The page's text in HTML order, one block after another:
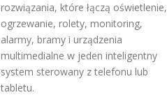
rozwiązania, które łączą oświetlenie,
ogrzewanie, rolety, monitoring,
alarmy, bramy i urządzenia
multimedialne w jeden inteligentny
system sterowany z telefonu lub
tabletu.